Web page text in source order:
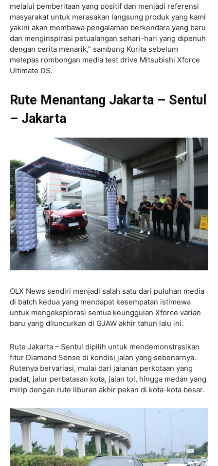
melalui pemberitaan yang positif dan menjadi referensi
masyarakat untuk merasakan langsung produk yang kami
yakini akan membawa pengalaman berkendara yang baru
dan menginspirasi petualangan sehari-hari yang dipenuh
dengan cerita menarik,” sambung Kurita sebelum
melepas rombongan media test drive Mitsubishi Xforce
Ultimate DS.
Rute Menantang Jakarta – Sentul
– Jakarta
OLX News sendiri menjadi salah satu dari puluhan media
di batch kedua yang mendapat kesempatan istimewa
untuk mengeksplorasi semua keunggulan Xforce varian
baru yang diluncurkan di GJAW akhir tahun lalu ini.
Rute Jakarta – Sentul dipilih untuk mendemonstrasikan
fitur Diamond Sense di kondisi jalan yang sebenarnya.
Rutenya bervariasi, mulai dari jalanan perkotaan yang
padat, jalur perbatasan kota, jalan tol, hingga medan yang
mirip dengan rute liburan akhir pekan di kota-kota besar.